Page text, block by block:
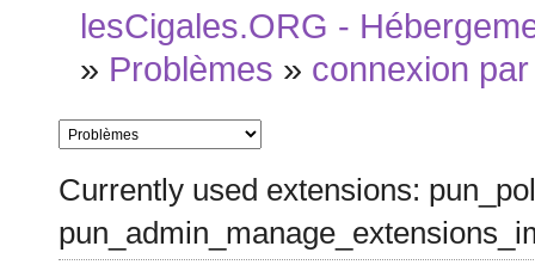
lesCigales.ORG -
» Problèmes » connexion
Currently used extensions: